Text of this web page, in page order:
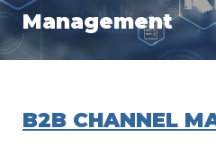
Management
B2B CHANNEL